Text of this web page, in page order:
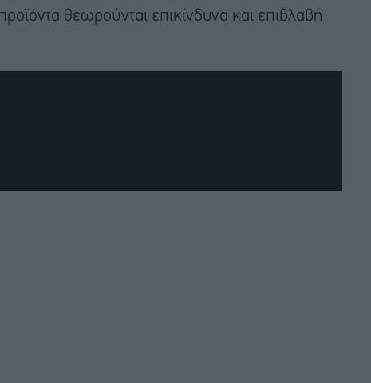
θεωρούνται επικίνδυνα και επιβλαβή